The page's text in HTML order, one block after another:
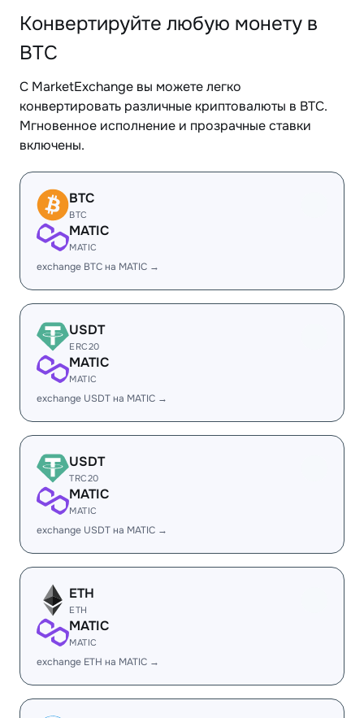
Конвертируйте любую монету в
BTC
С MarketExchange вы можете легко
конвертировать различные криптовалюты в BTC.
Мгновенное исполнение и прозрачные ставки
включены.
BTC
BTC
MATIC
MATIC
exchange BTC на MATIC →
USDT
ERC20
MATIC
MATIC
exchange USDT на MATIC →
USDT
TRC20
MATIC
MATIC
exchange USDT на MATIC →
ETH
ETH
MATIC
MATIC
exchange ETH на MATIC →